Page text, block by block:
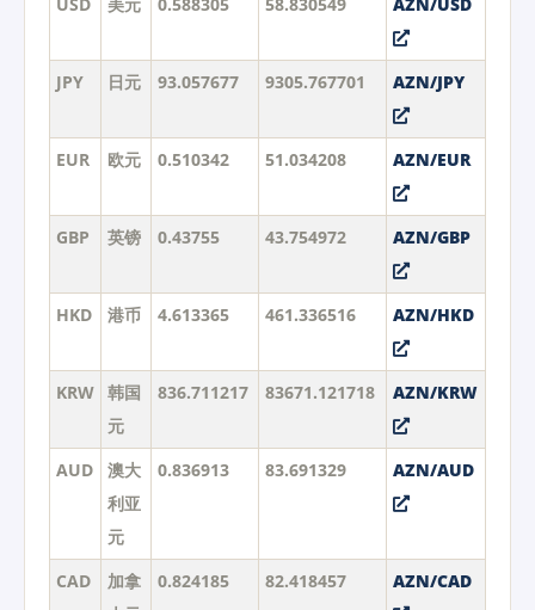
JPY 日元 93.057677 9305.767701 AZN/JPY
EUR 欧元 0.510342 51.034208 AZN/EUR
GBP 英镑 0.43755 43.754972 AZN/GBP
HKD 港币 4.613365 461.336516 AZN/HKD
KRW 韩国
元
836.711217 83671.121718 AZN/KRW
AUD
澳大
利亚
元
0.836913 83.691329 AZN/AUD
CAD
加拿
0.824185 82.418457 AZN/CAD